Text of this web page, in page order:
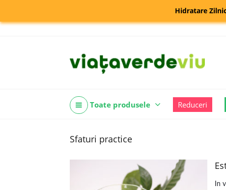
Hidratare
Toate produsele Reduceri
Sfaturi practice
In